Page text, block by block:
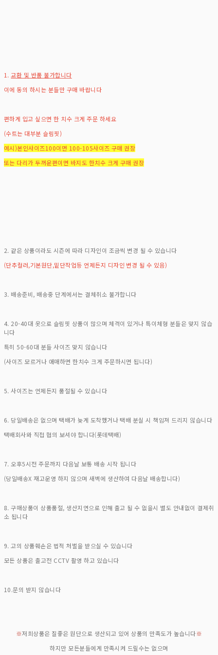
1.교환 및 반품 불가합니다
이에 동의 하시는 분들만 구매 바랍니다
편하게 입고 싶으면 한 치수 크게 주문 하세요
(수트는 대부분 슬림핏)
예시)본인사이즈100이면 100-105사이즈 구매 권장
또는 다리가 두꺼운편이면 바지도 한치수 크게 구매 권장
2. 같은 상품이라도 시즌에 따라 디자인이 조금씩 변경 될 수 있습니다
(단추컬러,기본원단,밑단작업등 언제든지 디자인 변경 될 수 있음)
3. 배송준비, 배송중 단계에서는 결체취소 불가합니다
4. 20-40대 옷으로 슬림핏 상품이 많으며 체격이 있거나 특이체형 분들은 맞지 않습
니다
특히 50-60대 분들 사이즈 맞지 않습니다
(사이즈 모르거나 애매하면 한치수 크게 주문하시면 됩니다)
5. 사이즈는 언제든지 품절될 수 있습니다
6. 당일배송은 없으며 택배가 늦게 도착했거나 택배 분실 시 책임져 드리지 않습니다
택배회사와 직접 협의 보셔야 합니다(롯데택배)
7. 오후5시전 주문까지 다음날 보통 배송 시작 됩니다
(당일배송X 재고운영 하지 않으며 새벽에 생산하여 다음날 배송합니다)
8. 구매상품이 상품품절, 생산지연으로 인해 출고 될 수 없을시 별도 안내없이 결제취
소 됩니다
9. 고의 상품훼손은 법적 처벌을 받으실 수 있습니다
모든 상품은 출고전 CCTV 촬영 하고 있습니다
10.문의 받지 않습니다
※저희상품은 질좋은 원단으로 생산되고 있어 상품의 만족도가 높습니다※
하지만 모든분들에게 만족시켜 드릴수는 없으며